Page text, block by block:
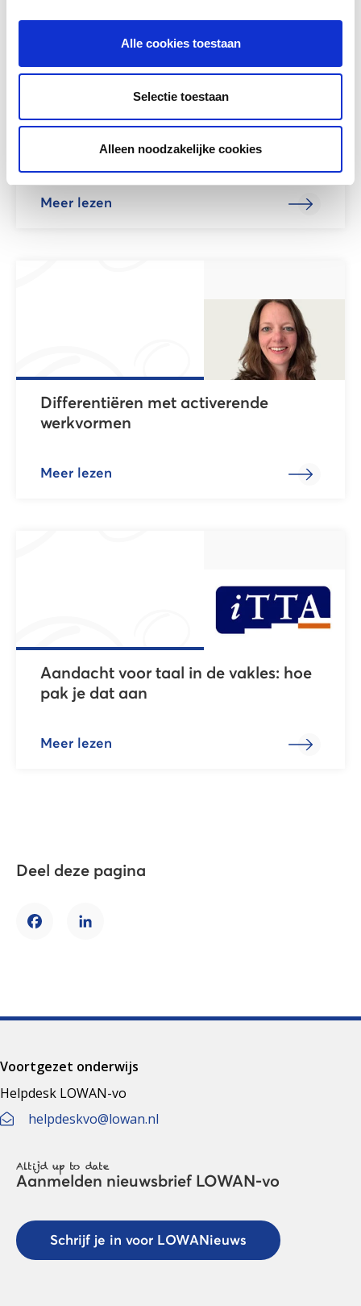
Alle cookies toestaan
Selectie toestaan
Alleen noodzakelijke cookies
NT2 methode DISK wordt herzien
Meer lezen
Differentiëren met activerende
werkvormen
Meer lezen
Aandacht voor taal in de vakles: hoe
pak je dat aan
Meer lezen
Deel deze pagina
FacebookLinkedIn
Voortgezet onderwijs
Helpdesk LOWAN-vo
helpdeskvo@lowan.nl
Altijd up to date
Aanmelden nieuwsbrief LOWAN-vo
Schrijf je in voor LOWANieuws